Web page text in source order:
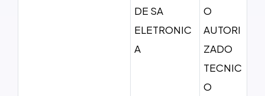
DE SA
ELETRONIC
A
O
AUTORI
ZADO
TECNIC
O